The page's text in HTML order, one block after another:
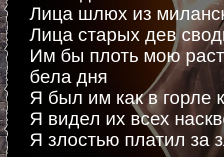
Лица шлюх из
Лица старых дев
Им бы плоть мою
бела дня
Я был им как в горле
Я видел их всех
Я злостью платил за